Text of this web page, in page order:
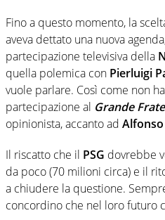
Fino a questo momento, la
aveva dettato una nuova
partecipazione televisiva della
quella polemica con Pierluigi
vuole parlare. Così come non
partecipazione al Grande
opinionista, accanto ad
Il riscatto che il PSG dovrebbe
da poco (70 milioni circa) e il
a chiudere la questione.
concordino che nel loro futuro